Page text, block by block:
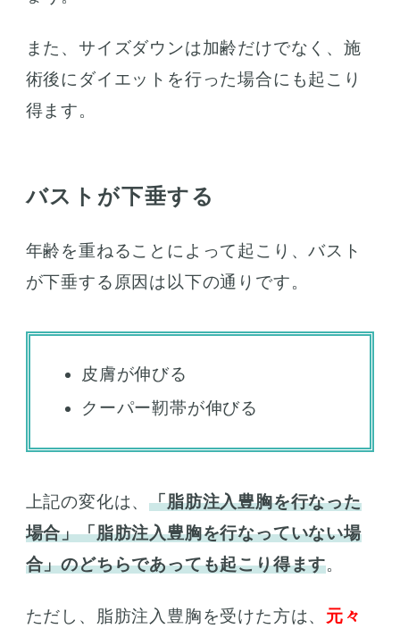
また、サイズダウンは加齢だけでなく、施
術後にダイエットを行った場合にも起こり
得ます。
バストが下垂する
年齢を重ねることによって起こり、バスト
が下垂する原因は以下の通りです。
皮膚が伸びる
クーパー靭帯が伸びる
上記の変化は、「脂肪注入豊胸を行なった
場合」「脂肪注入豊胸を行なっていない場
合」のどちらであっても起こり得ます。
ただし、脂肪注入豊胸を受けた方は、 元々